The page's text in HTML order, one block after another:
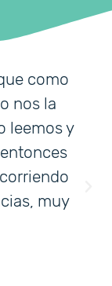
como
nos la
leemos y
muy